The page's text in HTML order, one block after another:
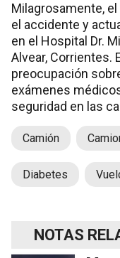
Milagrosamente,
el accidente y
en el Hospital Dr.
Alvear, Corrientes.
preocupación
exámenes
seguridad en las
Camión
Diabetes
NOTAS